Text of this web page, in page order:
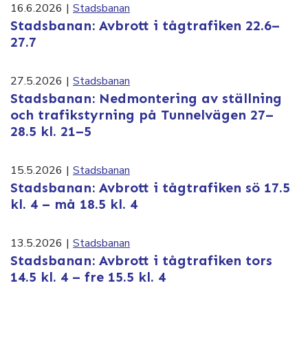
16.6.2026 | Stadsbanan
Stadsbanan: Avbrott i tågtrafiken 22.6–
27.7
27.5.2026 | Stadsbanan
Stadsbanan: Nedmontering av ställning
och trafikstyrning på Tunnelvägen 27–
28.5 kl. 21–5
15.5.2026 | Stadsbanan
Stadsbanan: Avbrott i tågtrafiken sö 17.5
kl. 4 – må 18.5 kl. 4
13.5.2026 | Stadsbanan
Stadsbanan: Avbrott i tågtrafiken tors
14.5 kl. 4 – fre 15.5 kl. 4